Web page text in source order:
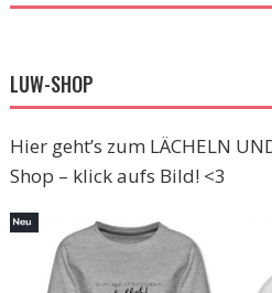
LUW-SHOP
Hier geht’s zum LÄCHELN
Shop – klick aufs Bild! <3